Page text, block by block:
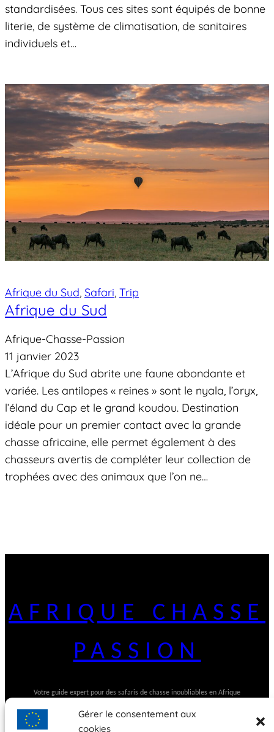
Gérer le consentement aux
cookies
standardisées. Tous ces sites sont équipés de bonne
literie, de système de climatisation, de sanitaires
individuels et…
Afrique du Sud, Safari, Trip
Afrique du Sud
Afrique-Chasse-Passion
11 janvier 2023
L’Afrique du Sud abrite une faune abondante et
variée. Les antilopes « reines » sont le nyala, l’oryx,
l’éland du Cap et le grand koudou. Destination
idéale pour un premier contact avec la grande
chasse africaine, elle permet également à des
chasseurs avertis de compléter leur collection de
trophées avec des animaux que l’on ne…
AFRIQUE CHASSE
PASSION
Votre guide expert pour des safaris de chasse inoubliables en Afrique